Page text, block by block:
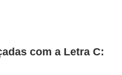
com a Letra C: